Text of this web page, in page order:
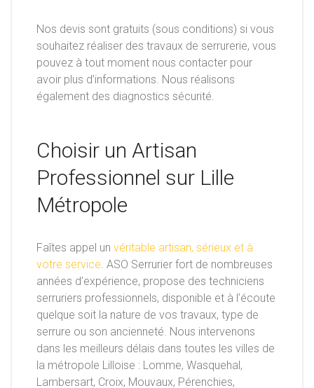
Nos devis sont gratuits (sous conditions) si vous
souhaitez réaliser des travaux de serrurerie, vous
pouvez à tout moment nous contacter pour
avoir plus d’informations. Nous réalisons
également des diagnostics sécurité.
Choisir un Artisan
Professionnel sur Lille
Métropole
Faîtes appel un véritable artisan, sérieux et à
votre service. ASO Serrurier fort de nombreuses
années d’expérience, propose des techniciens
serruriers professionnels, disponible et à l’écoute
quelque soit la nature de vos travaux, type de
serrure ou son ancienneté. Nous intervenons
dans les meilleurs délais dans toutes les villes de
la métropole Lilloise : Lomme, Wasquehal,
Lambersart, Croix, Mouvaux, Pérenchies,